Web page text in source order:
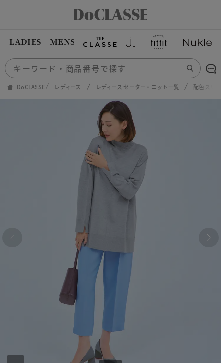
LADIES MENS
DoCLASSE レディース レディース セーター・ニット一覧 配色スリ